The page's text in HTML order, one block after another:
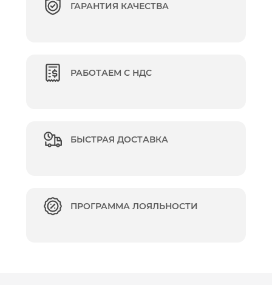
ГАРАНТИЯ КАЧЕСТВА
РАБОТАЕМ С НДС
БЫСТРАЯ ДОСТАВКА
ПРОГРАММА ЛОЯЛЬНОСТИ